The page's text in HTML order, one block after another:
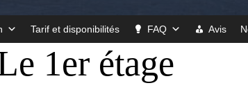
Tarif et disponibilités FAQ Avis
1er étage